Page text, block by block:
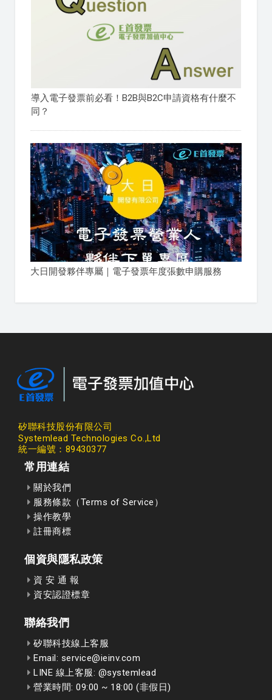
導入電子發票前必看！B2B與B2C申請資格有什麼不
同？
大日開發夥伴專屬｜電子發票年度張數申購服務
矽聯科技股份有限公司
Systemlead Technologies Co.,Ltd
統一編號：89430377
常用連結
關於我們
服務條款（Terms of Service）
操作教學
註冊商標
個資與隱私政策
資 安 通 報
資安認證標章
聯絡我們
矽聯科技線上客服
Email: service@ieinv.com
LINE 線上客服: @systemlead
營業時間: 09:00 ~ 18:00 (非假日)